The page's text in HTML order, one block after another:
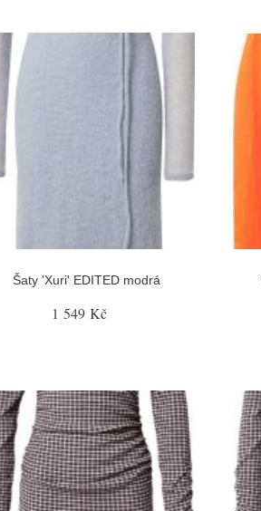
Šaty 'Xuri' EDITED modrá
1 549 Kč